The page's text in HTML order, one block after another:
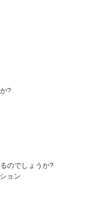
?
のでしょうか?
ン